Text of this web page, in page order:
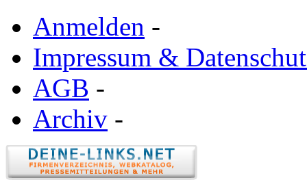
Anmelden -
Impressum &
AGB -
Archiv -